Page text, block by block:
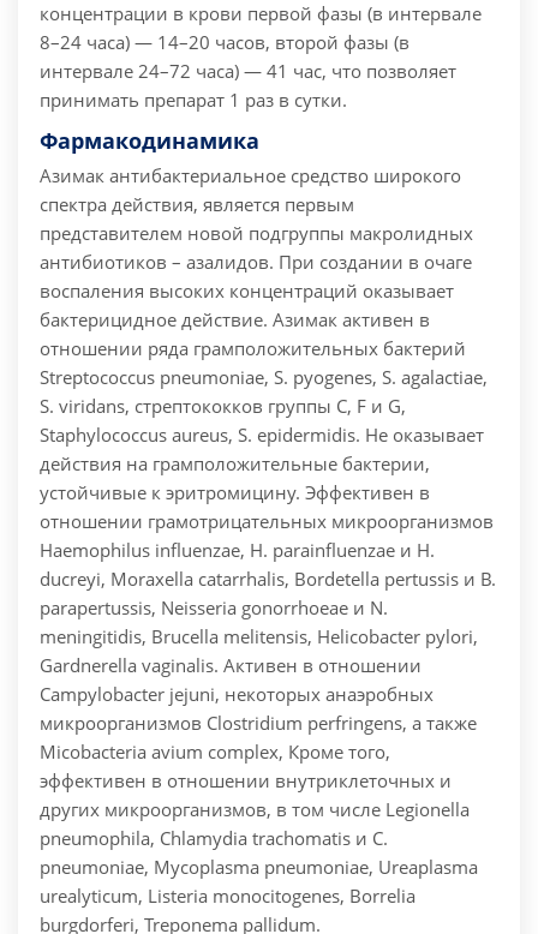
концентрации в крови первой фазы (в интервале
8–24 часа) — 14–20 часов, второй фазы (в
интервале 24–72 часа) — 41 час, что позволяет
принимать препарат 1 раз в сутки.
Фармакодинамика
Азимак антибактериальное средство широкого
спектра действия, является первым
представителем новой подгруппы макролидных
антибиотиков – азалидов. При создании в очаге
воспаления высоких концентраций оказывает
бактерицидное действие. Азимак активен в
отношении ряда грамположительных бактерий
Streptococcus pneumoniae, S. pyogenes, S. agalactiae,
S. viridans, стрептококков группы С, F и G,
Staphylococcus aureus, S. epidermidis. He оказывает
действия на грамположительные бактерии,
устойчивые к эритромицину. Эффективен в
отношении грамотрицательных микроорганизмов
Haemophilus influenzae, H. parainfluenzae и Н.
ducreyi, Moraxella catarrhalis, Bordetella pertussis и В.
parapertussis, Neisseria gonorrhoeae и N.
meningitidis, Brucella melitensis, Helicobacter pylori,
Gardnerella vaginalis. Активен в отношении
Campylobacter jejuni, некоторых анаэробных
микроорганизмов Clostridium perfringens, а также
Micobacteria avium complex, Кроме того,
эффективен в отношении внутриклеточных и
других микроорганизмов, в том числе Legionella
pneumophila, Chlamydia trachomatis и С.
pneumoniae, Mycoplasma pneumoniae, Ureaplasma
urealyticum, Listeria monocitogenes, Borrelia
burgdorferi, Treponema pallidum.